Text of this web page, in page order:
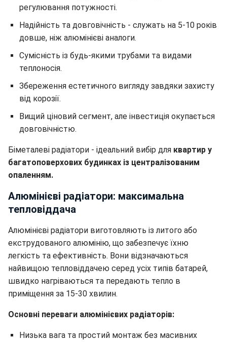
регулювання потужності.
Надійність та довговічність - служать на 5-10 років
довше, ніж алюмінієві аналоги.
Сумісність із будь-якими трубами та видами
теплоносія.
Збереження естетичного вигляду завдяки захисту
від корозії.
Вищий ціновий сегмент, але інвестиція окупається
довговічністю.
Біметалеві радіатори - ідеальний вибір для квартир у
багатоповерхових будинках із централізованим
опаленням.
Алюмінієві радіатори: максимальна
тепловіддача
Алюмінієві радіатори виготовляють із литого або
екструдованого алюмінію, що забезпечує їхню
легкість та ефективність. Вони відзначаються
найвищою тепловіддачею серед усіх типів батарей,
швидко нагріваються та передають тепло в
приміщення за 15-30 хвилин.
Основні переваги алюмінієвих радіаторів:
Низька вага та простий монтаж без масивних